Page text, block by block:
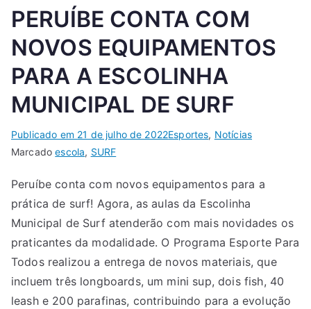
PERUÍBE CONTA COM
NOVOS EQUIPAMENTOS
PARA A ESCOLINHA
MUNICIPAL DE SURF
Publicado em 21 de julho de 2022Esportes, Notícias
Marcadoescola, SURF
Peruíbe conta com novos equipamentos para a
prática de surf! Agora, as aulas da Escolinha
Municipal de Surf atenderão com mais novidades os
praticantes da modalidade. O Programa Esporte Para
Todos realizou a entrega de novos materiais, que
incluem três longboards, um mini sup, dois fish, 40
leash e 200 parafinas, contribuindo para a evolução